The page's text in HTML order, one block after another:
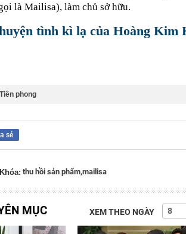
là Mailisa), làm chủ sở hữu.
tình kì lạ của Hoàng Kim
Tiền phong
sẻ
thu hồi sản phẩm,mailisa
MỤC XEM THEO NGÀY